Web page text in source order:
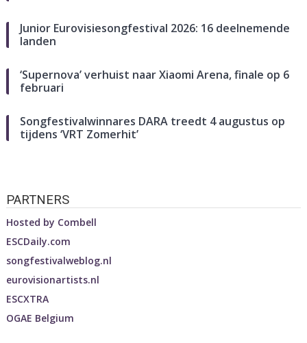
Junior Eurovisiesongfestival 2026: 16 deelnemende
landen
‘Supernova’ verhuist naar Xiaomi Arena, finale op 6
februari
Songfestivalwinnares DARA treedt 4 augustus op
tijdens ‘VRT Zomerhit’
PARTNERS
Hosted by Combell
ESCDaily.com
songfestivalweblog.nl
eurovisionartists.nl
ESCXTRA
OGAE Belgium